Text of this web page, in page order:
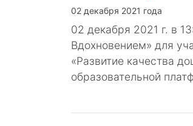
02 декабря 2021 года
02 декабря 2021 г. в
Вдохновением» для
«Развитие качества
образовательной